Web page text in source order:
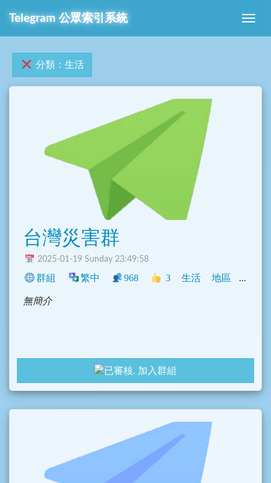
Telegram 公眾索引系統
分類：生活
台灣災害群
2025-01-19 Sunday 23:49:58
群組 繁中 968 3 生活 地區 臺灣
無簡介
加入群組